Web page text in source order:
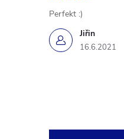
Jiřin
16.6.2021
Perfekt :)